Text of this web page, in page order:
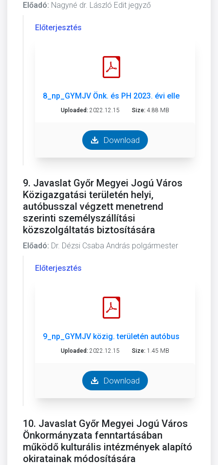
Előadó: Nagyné dr. László Edit jegyző
Előterjesztés
8_np_GYMJV Önk. és PH 2023. évi ellenőrzési
Uploaded: 2022.12.15 Size: 4.88 MB
Download
9. Javaslat Győr Megyei Jogú Város
Közigazgatási területén helyi,
autóbusszal végzett menetrend
szerinti személyszállítási
közszolgáltatás biztosítására
Előadó: Dr. Dézsi Csaba András polgármester
Előterjesztés
9_np_GYMJV közig. területén autóbusszal
Uploaded: 2022.12.15 Size: 1.45 MB
Download
10. Javaslat Győr Megyei Jogú Város
Önkormányzata fenntartásában
működő kulturális intézmények alapító
okiratainak módosítására